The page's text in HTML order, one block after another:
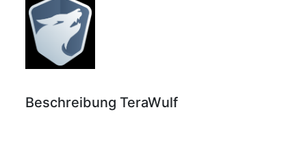
Beschreibung TeraWulf